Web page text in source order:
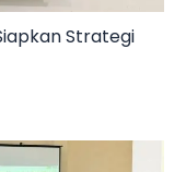
Strategi